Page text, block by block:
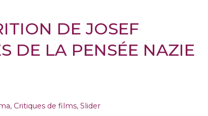
DE JOSEF
DE LA PENSÉE NAZIE
, Critiques de films, Slider